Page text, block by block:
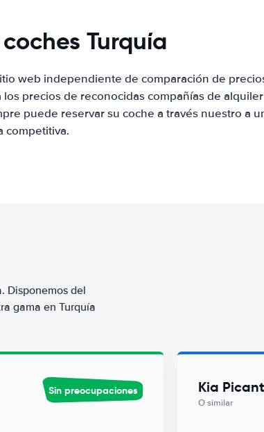
Turquía
web independiente de comparación de
precios de reconocidas compañías de
puede reservar su coche a través nuestro a
competitiva.
Disponemos del
gama en Turquía
Sin preocupaciones Kia
O similar